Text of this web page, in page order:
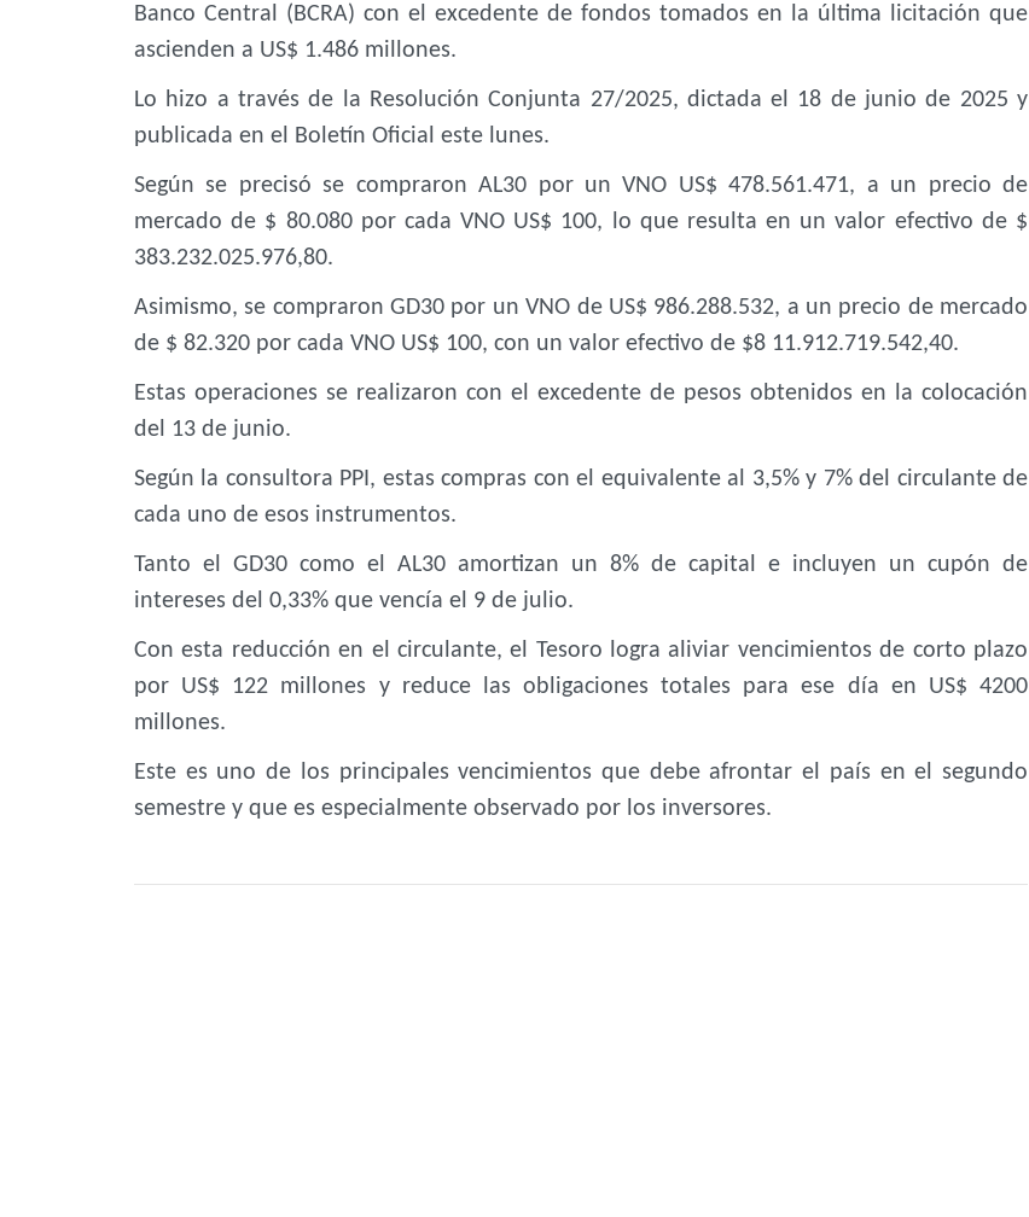
Banco Central (BCRA) con el excedente de fondos tomados en la última licitación que
ascienden a US$ 1.486 millones.
Lo hizo a través de la Resolución Conjunta 27/2025, dictada el 18 de junio de 2025 y
publicada en el Boletín Oficial este lunes.
Según se precisó se compraron AL30 por un VNO US$ 478.561.471, a un precio de
mercado de $ 80.080 por cada VNO US$ 100, lo que resulta en un valor efectivo de $
383.232.025.976,80.
Asimismo, se compraron GD30 por un VNO de US$ 986.288.532, a un precio de mercado
de $ 82.320 por cada VNO US$ 100, con un valor efectivo de $8 11.912.719.542,40.
Estas operaciones se realizaron con el excedente de pesos obtenidos en la colocación
del 13 de junio.
Según la consultora PPI, estas compras con el equivalente al 3,5% y 7% del circulante de
cada uno de esos instrumentos.
Tanto el GD30 como el AL30 amortizan un 8% de capital e incluyen un cupón de
intereses del 0,33% que vencía el 9 de julio.
Con esta reducción en el circulante, el Tesoro logra aliviar vencimientos de corto plazo
por US$ 122 millones y reduce las obligaciones totales para ese día en US$ 4200
millones.
Este es uno de los principales vencimientos que debe afrontar el país en el segundo
semestre y que es especialmente observado por los inversores.